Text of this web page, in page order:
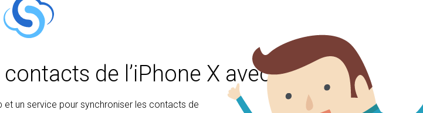
de l’iPhone X avec Android
et un service pour synchroniser les contacts de